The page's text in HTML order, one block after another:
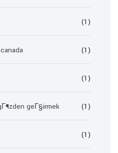
(1)
(1)
(1)
geГ§irmek (1)
(1)